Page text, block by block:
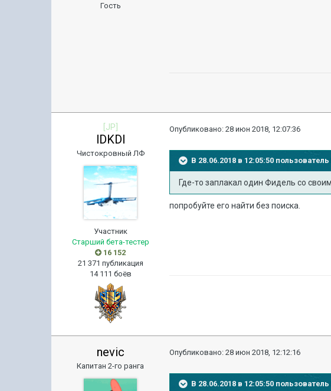
Гость
[JP]
lDKDl
Чистокровный ЛФ
Участник
Старший бета-тестер
16 152
21 371 публикация
14 111 боёв
Опубликовано:28 июн 2018, 12:07:36
В 28.06.2018 в 12:05:50 пользователь
Где-то заплакал один Фидель со
попробуйте его найти без поиска.
nevic
Капитан 2-го ранга
Опубликовано:28 июн 2018, 12:12:16
В 28.06.2018 в 12:05:50 пользователь